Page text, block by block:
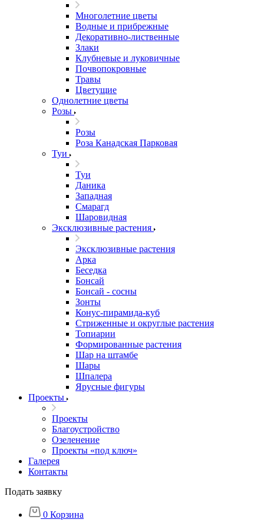
Многолетние цветы
Водные и прибрежные
Декоративно-лиственные
Злаки
Клубневые и луковичные
Почвопокровные
Травы
Цветущие
Однолетние цветы
Розы
Розы
Роза Канадская Парковая
Туи
Туи
Даника
Западная
Смарагд
Шаровидная
Эксклюзивные растения
Эксклюзивные растения
Арка
Беседка
Бонсай
Бонсай - сосны
Зонты
Конус-пирамида-куб
Стриженные и округлые растения
Топиарии
Формированные растения
Шар на штамбе
Шары
Шпалера
Ярусные фигуры
Проекты
Проекты
Благоустройство
Озеленение
Проекты «под ключ»
Галерея
Контакты
Подать заявку
0 Корзина